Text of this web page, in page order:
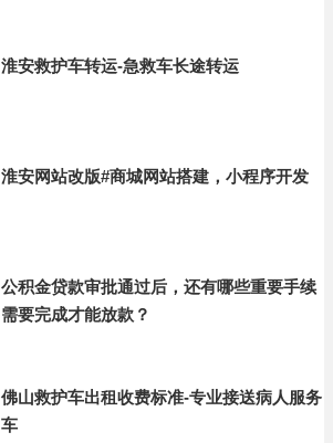
淮安救护车转运-急救车长途转运
淮安网站改版#商城网站搭建，小程序开发
公积金贷款审批通过后，还有哪些重要手续
需要完成才能放款？
佛山救护车出租收费标准-专业接送病人服务
车